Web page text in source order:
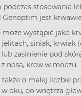
podczas stosowania
Genoptim jest
może wystąpić jako
jelitach, siniak, krwiak
zasinienie pod
nosa, krew w moczu.
o małej liczbie
oku, do wnętrza